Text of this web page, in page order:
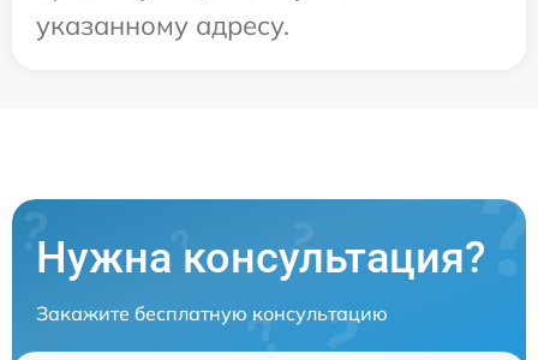
указанному адресу.
Нужна консультация?
Закажите бесплатную консультацию